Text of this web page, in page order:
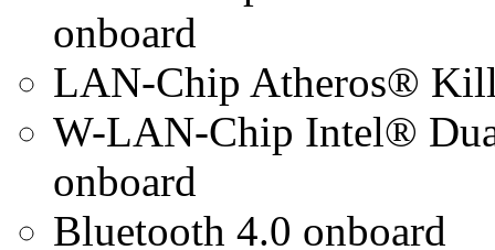
onboard
LAN-Chip Atheros®
W-LAN-Chip Intel®
onboard
Bluetooth 4.0 onboard